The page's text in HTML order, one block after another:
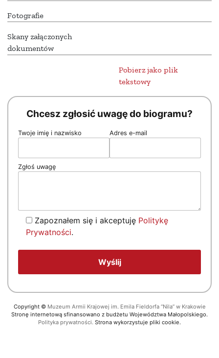
Fotografie
Skany załączonych
dokumentów
Pobierz jako plik
tekstowy
Chcesz zgłosić uwagę do biogramu?
Twoje imię i nazwisko Adres e-mail
Zgłoś uwagę
Zapoznałem się i akceptuję Politykę
Prywatności.
Copyright © Muzeum Armii Krajowej im. Emila Fieldorfa “Nila” w Krakowie
Stronę internetową sfinansowano z budżetu Województwa Małopolskiego.
Polityka prywatności. Strona wykorzystuje pliki cookie.